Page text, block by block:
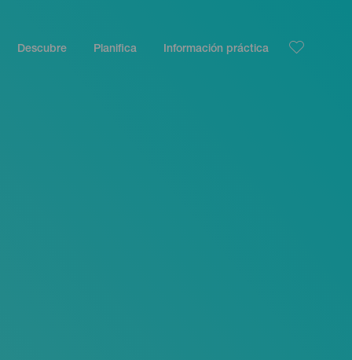
Descubre Planifica Información práctica